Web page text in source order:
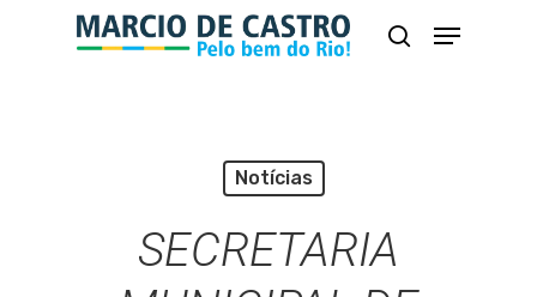
busca
Menu
Notícias
SECRETARIA